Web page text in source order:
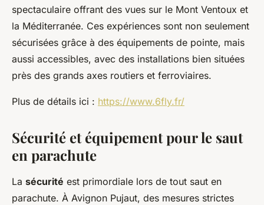
spectaculaire offrant des vues sur le Mont Ventoux et
la Méditerranée. Ces expériences sont non seulement
sécurisées grâce à des équipements de pointe, mais
aussi accessibles, avec des installations bien situées
près des grands axes routiers et ferroviaires.
Plus de détails ici : https://www.6fly.fr/
Sécurité et équipement pour le saut
en parachute
La sécurité est primordiale lors de tout saut en
parachute. À Avignon Pujaut, des mesures strictes